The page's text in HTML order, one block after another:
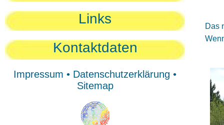
Links
Kontaktdaten
Impressum • Datenschutzerklärung •
Sitemap
Das